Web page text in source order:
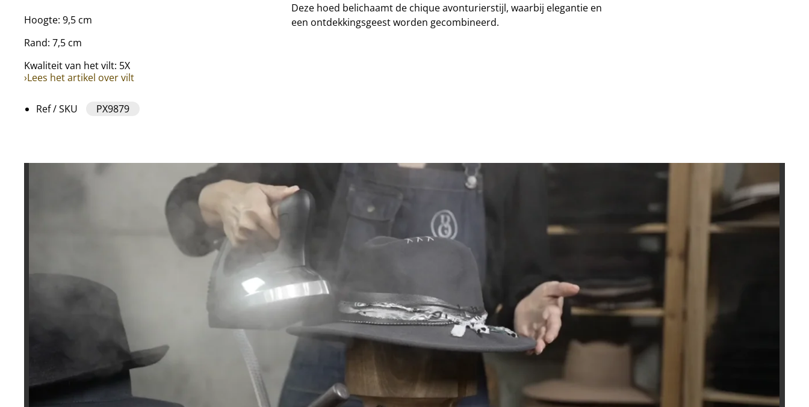
Hoogte: 9,5 cm
Rand: 7,5 cm
Kwaliteit van het vilt: 5X
›Lees het artikel over vilt
Ref / SKU PX9879
Deze hoed belichaamt de chique avonturierstijl, waarbij elegantie en
een ontdekkingsgeest worden gecombineerd.